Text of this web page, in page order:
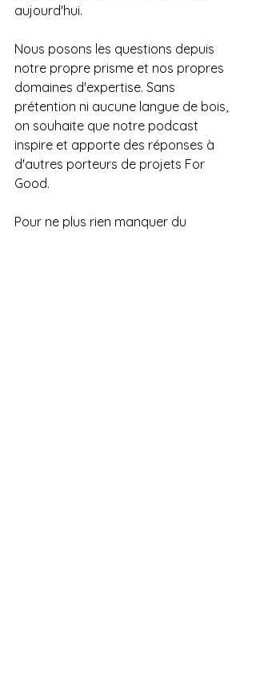
aujourd'hui.
Nous posons les questions depuis
notre propre prisme et nos propres
domaines d'expertise. Sans
prétention ni aucune langue de bois,
on souhaite que notre podcast
inspire et apporte des réponses à
d'autres porteurs de projets For
Good.
Pour ne plus rien manquer du